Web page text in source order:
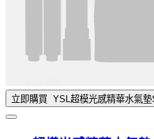
立即購買 YSL超模光感精華水氣